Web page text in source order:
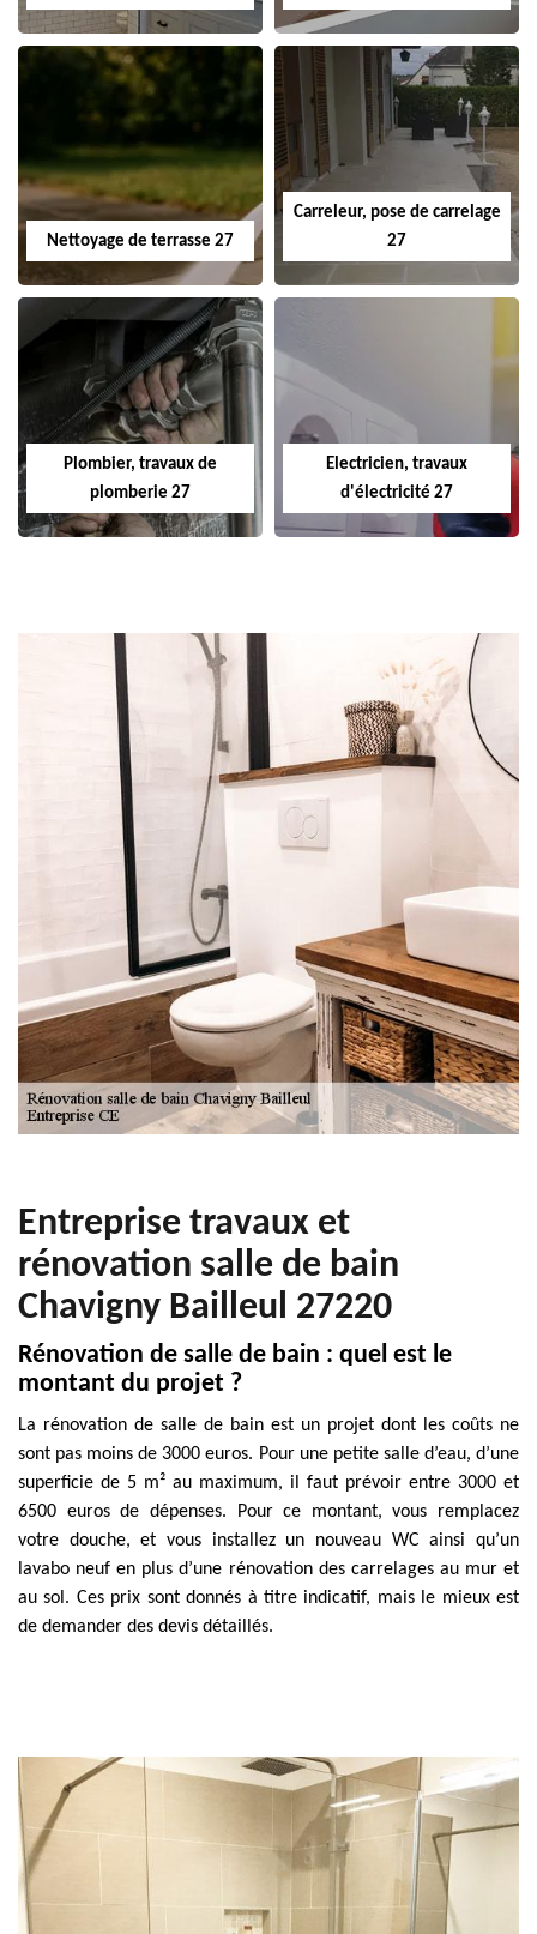
Nettoyage de terrasse 27
Carreleur, pose de carrelage
27
Plombier, travaux de
plomberie 27
Electricien, travaux
d'électricité 27
Entreprise travaux et
rénovation salle de bain
Chavigny Bailleul 27220
Rénovation de salle de bain : quel est le
montant du projet ?
La rénovation de salle de bain est un projet dont les coûts ne
sont pas moins de 3000 euros. Pour une petite salle d’eau, d’une
superficie de 5 m² au maximum, il faut prévoir entre 3000 et
6500 euros de dépenses. Pour ce montant, vous remplacez
votre douche, et vous installez un nouveau WC ainsi qu’un
lavabo neuf en plus d’une rénovation des carrelages au mur et
au sol. Ces prix sont donnés à titre indicatif, mais le mieux est
de demander des devis détaillés.